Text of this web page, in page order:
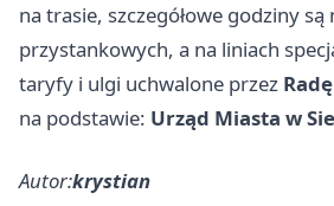
na trasie, szczegółowe godziny są
przystankowych, a na liniach
taryfy i ulgi uchwalone przez
na podstawie: Urząd Miasta w
Autor:krystian